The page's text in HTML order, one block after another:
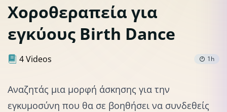
Χοροθεραπεία για
εγκύους Birth Dance
4 Videos 1h
Αναζητάς μια μορφή άσκησης για την
εγκυμοσύνη που θα σε βοηθήσει να συνδεθείς